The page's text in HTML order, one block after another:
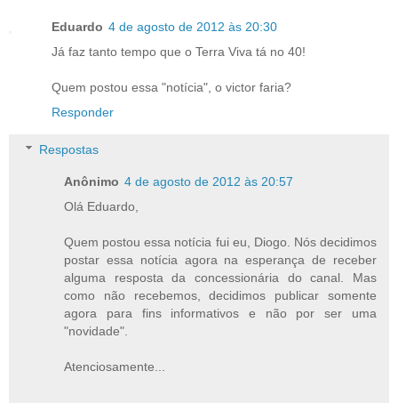
Eduardo 4 de agosto de 2012 às 20:30
Já faz tanto tempo que o Terra Viva tá no 40!
Quem postou essa "notícia", o victor faria?
Responder
Respostas
Anônimo 4 de agosto de 2012 às 20:57
Olá Eduardo,
Quem postou essa notícia fui eu, Diogo. Nós decidimos
postar essa notícia agora na esperança de receber
alguma resposta da concessionária do canal. Mas
como não recebemos, decidimos publicar somente
agora para fins informativos e não por ser uma
"novidade".
Atenciosamente...